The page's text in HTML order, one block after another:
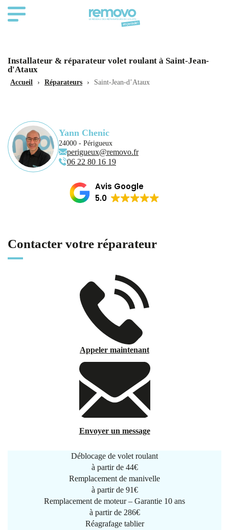
Installateur & réparateur volet roulant à Saint-Jean-
d'Ataux
Accueil › Réparateurs › Saint-Jean-d’Ataux
Yann Chenic
24000 - Périgueux
perigueux@removo.fr
06 22 80 16 19
Avis Google
5.0
Contacter votre réparateur
Appeler maintenant
Envoyer un message
Déblocage de volet roulant
à partir de 44€
Remplacement de manivelle
à partir de 91€
Remplacement de moteur – Garantie 10 ans
à partir de 286€
Réagrafage tablier